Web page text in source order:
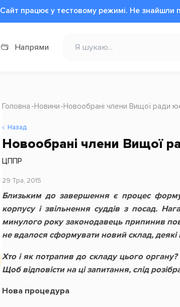
Сайт працює у тестовому режимі. Не знайшли
Напрями
Головна Новини Новообрані члени Вищої ради
Назад
Новообрані члени Вищої
ЦППР
29 Тра, 2015
Близьким до завершення є процес
корпусу і звільнення суддів з посад.
минулого року законодавець припинив
не вдалося сформувати новий склад, деякі
Хто і як потрапив до складу цього
Щоб відповісти на ці запитання, слід
Нова процедура